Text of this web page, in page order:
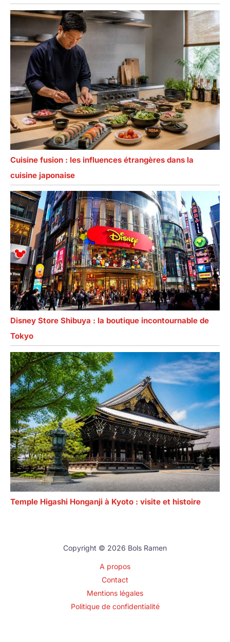
Cuisine fusion : les influences étrangères dans la
cuisine japonaise
Disney Store Shibuya : la boutique incontournable de
Tokyo
Temple Higashi Honganji à Kyoto : visite et histoire
Copyright © 2026 Bols Ramen
A propos
Contact
Mentions légales
Politique de confidentialité